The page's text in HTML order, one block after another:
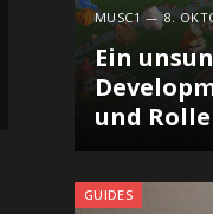
MUSC1 8.
Ein
und
GUIDES